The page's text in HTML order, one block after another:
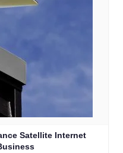
Satellite Internet